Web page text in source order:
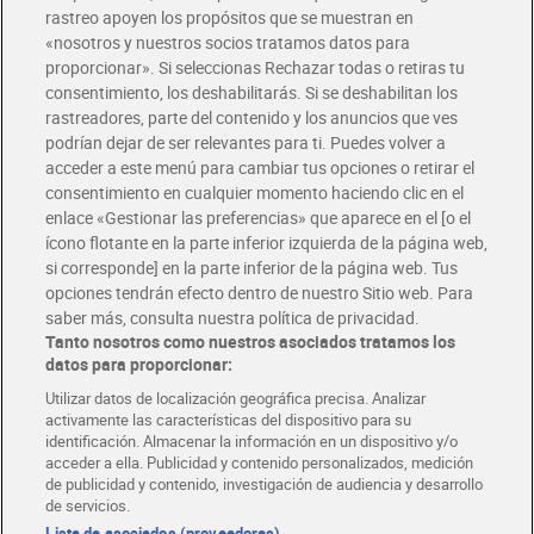
Glovo y Uber Eats
Solicita tu factura de Glovo o Uber Eats
Únete al CLUB Dia
Disfruta las ventajas y ofertas exclusivas.
Descárgate la APP Dia
Folletos y Tiendas
Descubre las mejores ofertas y busca tu tienda más cercana
Tarjeta MaX Dia
Te devuelve hasta 8€/mes de tus compras.
¡Solicita tu tarjeta de crédito aquí!
COMER MEJOR CADA DIA
COLABORA CON DIA ABRE TU TIENDA DIA CORPORATE
rastreo apoyen los propósitos que se muestran en
«nosotros y nuestros socios tratamos datos para
proporcionar». Si seleccionas Rechazar todas o retiras tu
consentimiento, los deshabilitarás. Si se deshabilitan los
rastreadores, parte del contenido y los anuncios que ves
podrían dejar de ser relevantes para ti. Puedes volver a
acceder a este menú para cambiar tus opciones o retirar el
consentimiento en cualquier momento haciendo clic en el
enlace «Gestionar las preferencias» que aparece en el [o el
ícono flotante en la parte inferior izquierda de la página web,
si corresponde] en la parte inferior de la página web. Tus
opciones tendrán efecto dentro de nuestro Sitio web. Para
saber más, consulta nuestra política de privacidad.
Tanto nosotros como nuestros asociados tratamos los
datos para proporcionar:
Utilizar datos de localización geográfica precisa. Analizar
activamente las características del dispositivo para su
identificación. Almacenar la información en un dispositivo y/o
acceder a ella. Publicidad y contenido personalizados, medición
de publicidad y contenido, investigación de audiencia y desarrollo
de servicios.